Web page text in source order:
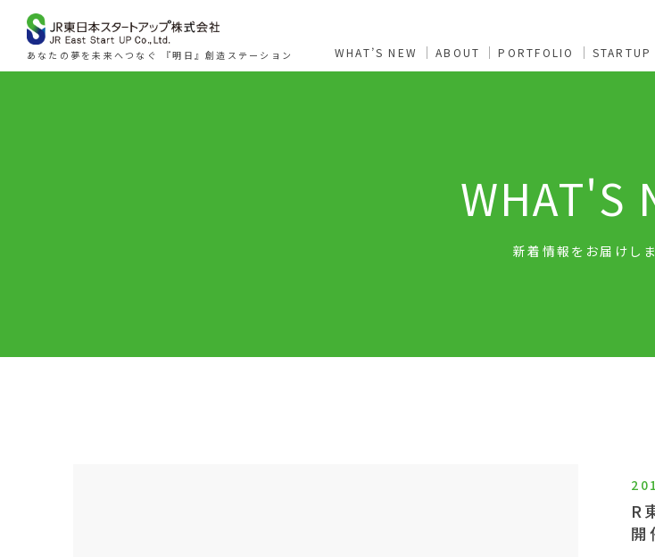
あなたの夢を未来へつなぐ 『明日』創造ステーション WHAT’S NEW ABOUT PORTFOLIO STARTUP
WHAT'S
新着情報をお届けしま
R
開